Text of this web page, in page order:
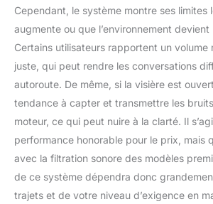
vous pouvez
connecter
Cependant, le système montre ses limites
augmente ou que l’environnement
Certains utilisateurs rapportent un volume
juste, qui peut rendre les conversations
autoroute. De même, si la visière est
tendance à capter et transmettre les
moteur, ce qui peut nuire à la clarté. Il
performance honorable pour le prix, mais
avec la filtration sonore des modèles
de ce système dépendra donc
trajets et de votre niveau d’exigence en